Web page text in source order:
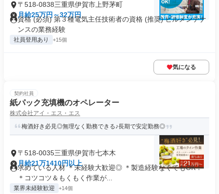
〒518-0838三重県伊賀市上野茅町
月給25万円～32万円
資格 (必須) 第３種電気主任技術者の資格 (推奨) ビルメンテナ
ンスの業務経験
社員登用あり +15個
気になる
契約社員
紙パック充填機のオペレーター
株式会社アイ・エス・エス
梅酒好き必見◎無理なく勤務できる♪長期で安定勤務◎
〒518-0035三重県伊賀市七本木
月給21万1410円以上
求めている人材 ＊未経験大歓迎◎ ＊製造経験なくてもOK！
＊コツコツ＆もくもく作業が...
業界未経験歓迎 +14個